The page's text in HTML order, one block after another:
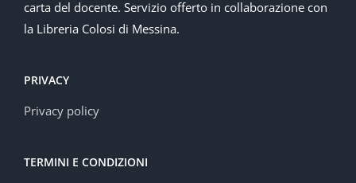
carta del docente. Servizio offerto in collaborazione con
la Libreria Colosi di Messina.
PRIVACY
Privacy policy
TERMINI E CONDIZIONI